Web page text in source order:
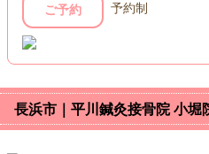
ご予約 予約制
長浜市｜平川鍼灸接骨院 小堀